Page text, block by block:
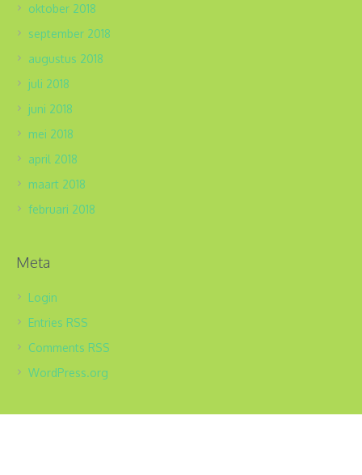
oktober 2018
september 2018
augustus 2018
juli 2018
juni 2018
mei 2018
april 2018
maart 2018
februari 2018
Meta
Login
Entries RSS
Comments RSS
WordPress.org